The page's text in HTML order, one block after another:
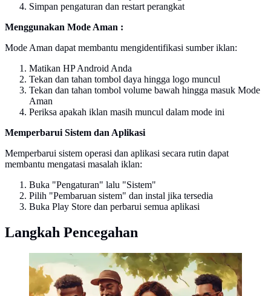
Simpan pengaturan dan restart perangkat
Menggunakan Mode Aman :
Mode Aman dapat membantu mengidentifikasi sumber iklan:
Matikan HP Android Anda
Tekan dan tahan tombol daya hingga logo muncul
Tekan dan tahan tombol volume bawah hingga masuk Mode
Aman
Periksa apakah iklan masih muncul dalam mode ini
Memperbarui Sistem dan Aplikasi
Memperbarui sistem operasi dan aplikasi secara rutin dapat
membantu mengatasi masalah iklan:
Buka "Pengaturan" lalu "Sistem"
Pilih "Pembaruan sistem" dan instal jika tersedia
Buka Play Store dan perbarui semua aplikasi
Langkah Pencegahan